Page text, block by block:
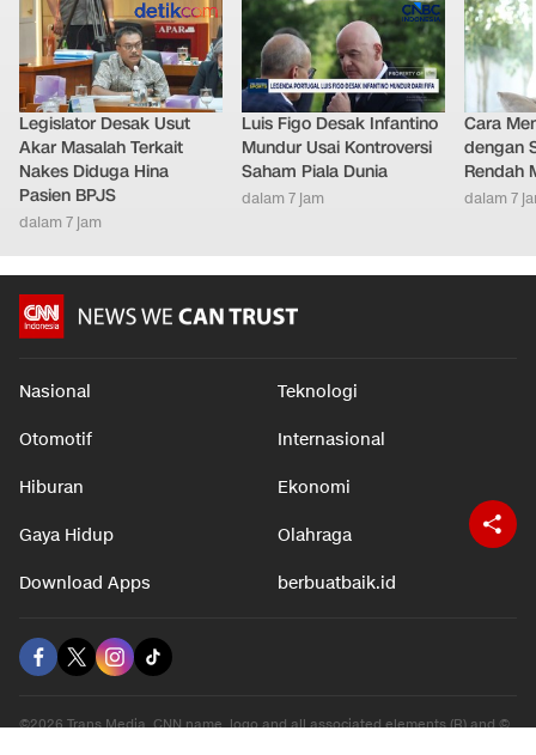
Legislator Desak Usut
Akar Masalah Terkait
Nakes Diduga Hina
Pasien BPJS
dalam 7 jam
Luis Figo Desak Infantino
Mundur Usai Kontroversi
Saham Piala Dunia
dalam 7 jam
Cara
dengan
Rendah
dalam 7
Nasional Teknologi
Otomotif Internasional
Hiburan Ekonomi
Gaya Hidup Olahraga
Download Apps berbuatbaik.id
©2026 Trans Media, CNN name, logo and all associated elements (R) and ©